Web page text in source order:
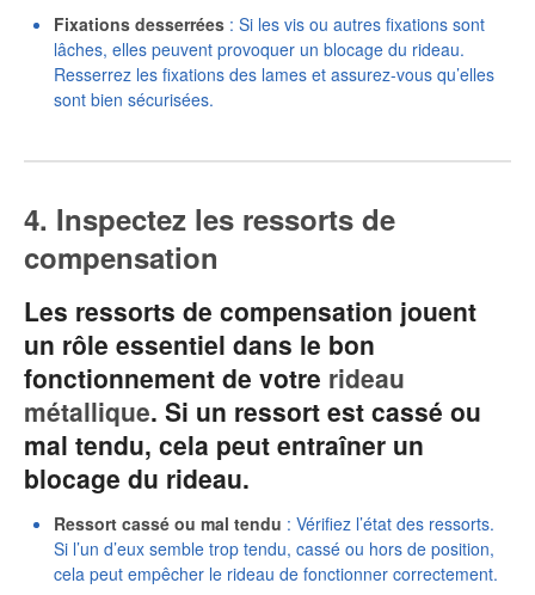
Fixations desserrées : Si les vis ou autres fixations sont
lâches, elles peuvent provoquer un blocage du rideau.
Resserrez les fixations des lames et assurez-vous qu’elles
sont bien sécurisées.
4. Inspectez les ressorts de
compensation
Les ressorts de compensation jouent
un rôle essentiel dans le bon
fonctionnement de votre rideau
métallique. Si un ressort est cassé ou
mal tendu, cela peut entraîner un
blocage du rideau.
Ressort cassé ou mal tendu : Vérifiez l’état des ressorts.
Si l’un d’eux semble trop tendu, cassé ou hors de position,
cela peut empêcher le rideau de fonctionner correctement.